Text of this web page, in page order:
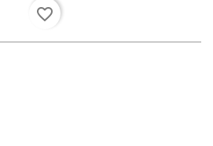
favorite_border